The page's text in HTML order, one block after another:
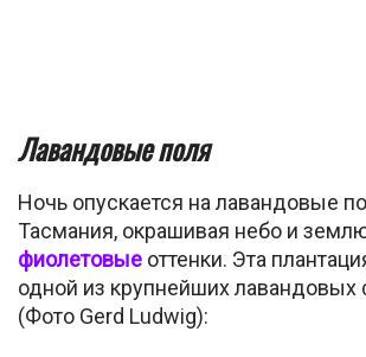
Лавандовые поля
Ночь опускается на лавандовые
Тасмания, окрашивая небо и
фиолетовые оттенки. Эта
одной из крупнейших
(Фото Gerd Ludwig):